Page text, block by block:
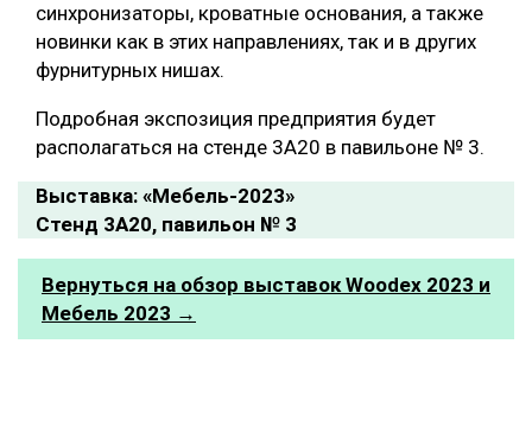
синхронизаторы, кроватные основания, а также
новинки как в этих направлениях, так и в других
фурнитурных нишах.
Подробная экспозиция предприятия будет
располагаться на стенде 3А20 в павильоне № 3.
Выставка: «Мебель-2023»
Стенд 3А20, павильон № 3
Вернуться на обзор выставок Woodex 2023 и
Мебель 2023 →